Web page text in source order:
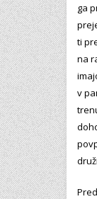
ga
ti
na
v